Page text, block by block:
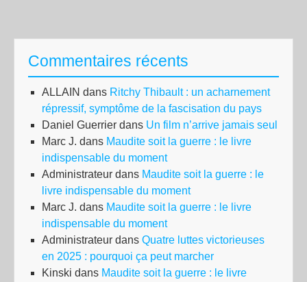
Commentaires récents
ALLAIN dans Ritchy Thibault : un acharnement
répressif, symptôme de la fascisation du pays
Daniel Guerrier dans Un film n’arrive jamais seul
Marc J. dans Maudite soit la guerre : le livre
indispensable du moment
Administrateur dans Maudite soit la guerre : le
livre indispensable du moment
Marc J. dans Maudite soit la guerre : le livre
indispensable du moment
Administrateur dans Quatre luttes victorieuses
en 2025 : pourquoi ça peut marcher
Kinski dans Maudite soit la guerre : le livre